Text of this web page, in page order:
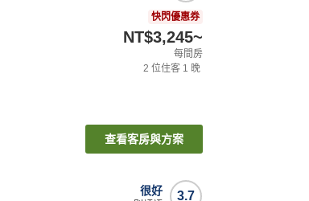
快閃優惠券
NT$3,245~
每間房
2 位住客 1 晚
查看客房與方案
3.7
很好